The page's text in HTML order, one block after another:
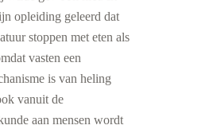
opleiding geleerd dat
stoppen met eten als
vasten een
is van heling
vanuit de
aan mensen wordt